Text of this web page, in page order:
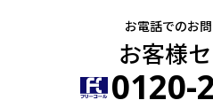
お電話でのお
お客様
0120-